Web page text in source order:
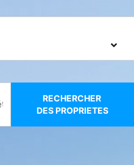
RECHERCHER
DES PROPRIETES